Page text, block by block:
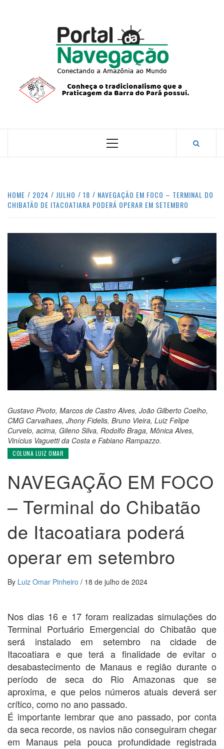
CONECTANDO A AMAZÔNIA COM O MUNDO.
Primary
HOME 2024 JULHO 18
NAVEGAÇÃO EM FOCO – TERMINAL DO
CHIBATÃO DE ITACOATIARA PODERÁ OPERAR EM SETEMBRO
Gustavo Pivoto, Marcos de Castro Alves, João Gilberto Coelho,
CMG Carvalhaes, Jhony Fidelis, Bruno Vieira, Luiz Felipe
Curvelo, acima, Gileno Silva, Rodolfo Braga, Mônica Alves,
Vinícius Vaguetti da Costa e Fabiano Rampazzo.
COLUNA LUIZ OMAR
NAVEGAÇÃO EM FOCO
– Terminal do Chibatão
de Itacoatiara poderá
operar em setembro
By Luiz Omar Pinheiro / 18 de julho de 2024
Nos dias 16 e 17 foram realizadas simulações do
Terminal Portuário Emergencial do Chibatão que
será instalado em setembro na cidade de
Itacoatiara e que terá a finalidade de evitar o
desabastecimento de Manaus e região durante o
período de seca do Rio Amazonas que se
aproxima, e que pelos números atuais deverá ser
crítico, como no ano passado.
É importante lembrar que ano passado, por conta
da seca recorde, os navios não conseguiram chegar
em Manaus pela pouca profundidade registrada